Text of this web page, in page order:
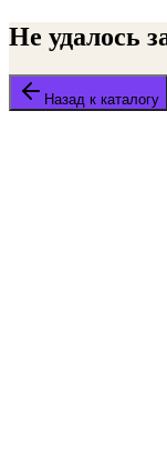
Не удалось
Назад к каталогу